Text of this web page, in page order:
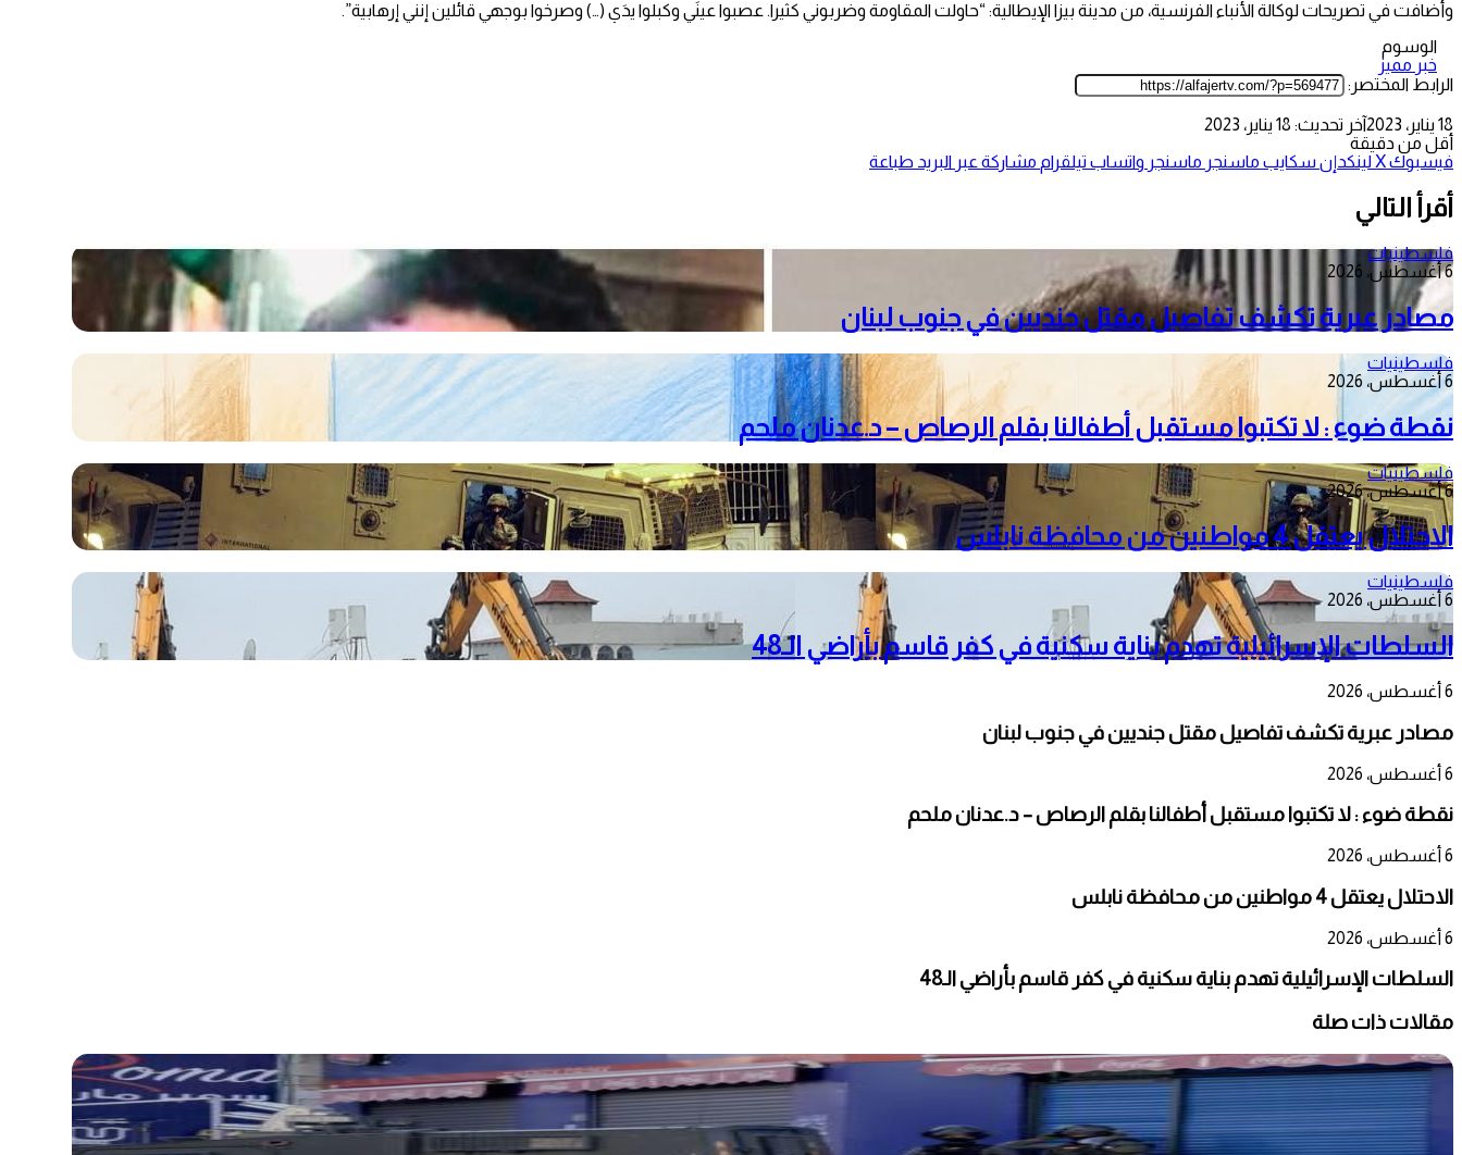
وأضافت في تصريحات لوكالة الأنباء الفرنسية، من مدينة بيزا الإيطالية: “حاولت المقاومة وضربوني كثيرا. عصبوا عينَي وكبلوا يدَي (…) وصرخوا بوجهي قائلين إنني إرهابية”.
الوسوم
خبر مميز
الرابط المختصر:
18 يناير، 2023
آخر تحديث: 18 يناير، 2023
أقل من دقيقة
فيسبوك‫Xلينكدإن سكايب ماسنجر ماسنجر واتساب تيلقرام مشاركة عبر البريد طباعة
أقرأ التالي
فلسطينيات
6 أغسطس، 2026
مصادر عبرية تكشف تفاصيل مقتل جنديين في جنوب لبنان
فلسطينيات
6 أغسطس، 2026
نقطة ضوء : لا تكتبوا مستقبل أطفالنا بقلم الرصاص – د.عدنان ملحم
فلسطينيات
6 أغسطس، 2026
الاحتلال يعتقل 4 مواطنين من محافظة نابلس
فلسطينيات
6 أغسطس، 2026
السلطات الإسرائيلية تهدم بناية سكنية في كفر قاسم بأراضي الـ48
6 أغسطس، 2026
مصادر عبرية تكشف تفاصيل مقتل جنديين في جنوب لبنان
6 أغسطس، 2026
نقطة ضوء : لا تكتبوا مستقبل أطفالنا بقلم الرصاص – د.عدنان ملحم
6 أغسطس، 2026
الاحتلال يعتقل 4 مواطنين من محافظة نابلس
6 أغسطس، 2026
السلطات الإسرائيلية تهدم بناية سكنية في كفر قاسم بأراضي الـ48
مقالات ذات صلة